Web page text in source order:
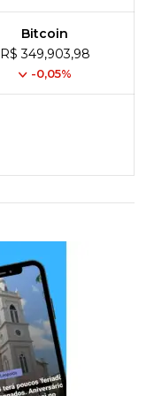
Bitcoin
R$ 349,903,98
-0,05%